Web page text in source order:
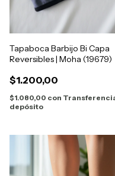
Tapaboca Barbijo Bi Capa
Reversibles | Moha (19679)
$1.200,00
$1.080,00 con
depósito